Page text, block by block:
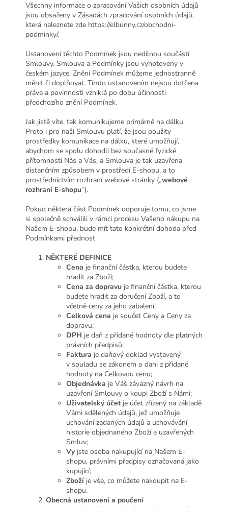
Všechny informace o zpracování Vašich osobních údajů
jsou obsaženy v Zásadách zpracování osobních údajů,
která naleznete zde https://elbunny.cz/obchodni-
podminky/.
Ustanovení těchto Podmínek jsou nedílnou součástí
Smlouvy. Smlouva a Podmínky jsou vyhotoveny v
českém jazyce. Znění Podmínek můžeme jednostranně
měnit či doplňovat. Tímto ustanovením nejsou dotčena
práva a povinnosti vzniklá po dobu účinnosti
předchozího znění Podmínek.
Jak jistě víte, tak komunikujeme primárně na dálku.
Proto i pro naši Smlouvu platí, že jsou použity
prostředky komunikace na dálku, které umožňují,
abychom se spolu dohodli bez současné fyzické
přítomnosti Nás a Vás, a Smlouva je tak uzavřena
distančním způsobem v prostředí E-shopu, a to
prostřednictvím rozhraní webové stránky („webové
rozhraní E-shopu“).
Pokud některá část Podmínek odporuje tomu, co jsme
si společně schválili v rámci procesu Vašeho nákupu na
Našem E-shopu, bude mít tato konkrétní dohoda před
Podmínkami přednost.
NĚKTERÉ DEFINICE
Cena je finanční částka, kterou budete
hradit za Zboží;
Cena za dopravu je finanční částka, kterou
budete hradit za doručení Zboží, a to
včetně ceny za jeho zabalení;
Celková cena je součet Ceny a Ceny za
dopravu;
DPH je daň z přidané hodnoty dle platných
právních předpisů;
Faktura je daňový doklad vystavený
v souladu se zákonem o dani z přidané
hodnoty na Celkovou cenu;
Objednávka je Váš závazný návrh na
uzavření Smlouvy o koupi Zboží s Námi;
Uživatelský účetje účet zřízený na základě
Vámi sdělených údajů, jež umožňuje
uchování zadaných údajů a uchovávání
historie objednaného Zboží a uzavřených
Smluv;
Vy jste osoba nakupující na Našem E-
shopu, právními předpisy označovaná jako
kupující;
Zboží je vše, co můžete nakoupit na E-
shopu.
Obecná ustanovení a poučení